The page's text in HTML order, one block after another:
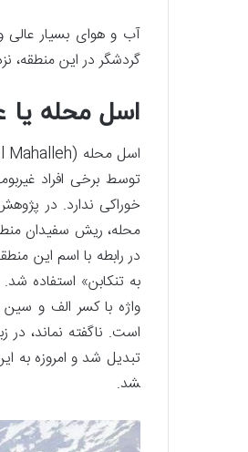
آب و هوای بسیار
گردشگر در این
اسل محله
توسط برخی افراد
خوراکی ندارد. در
در رابطه با اسم این
به تنکابن» استفاده
واژه با کسر الف و
است. ناگفته نماند،
شد.